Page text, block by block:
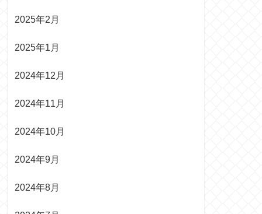
2025年2月
2025年1月
2024年12月
2024年11月
2024年10月
2024年9月
2024年8月